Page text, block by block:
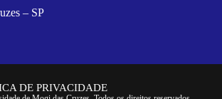
– SP
DE PRIVACIDADE